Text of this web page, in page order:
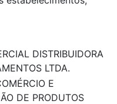
DISTRIBUIDORA
LTDA.
E
DE PRODUTOS